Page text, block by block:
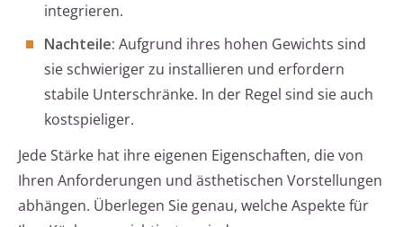
integrieren.
Nachteile: Aufgrund ihres hohen Gewichts sind
sie schwieriger zu installieren und erfordern
stabile Unterschränke. In der Regel sind sie auch
kostspieliger.
Jede Stärke hat ihre eigenen Eigenschaften, die von
Ihren Anforderungen und ästhetischen Vorstellungen
abhängen. Überlegen Sie genau, welche Aspekte für